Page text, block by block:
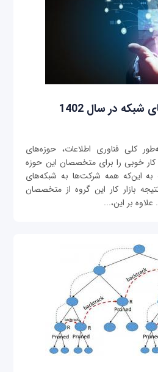
در سال 1402
کلی فناوری اطلاعات، حوزه‌های
کار خوبی را برای متخصصان این حوزه
به این‌که همه شرکت‌ها به شبکه‌های
بازار کار این گروه از متخصصان
بر این،...